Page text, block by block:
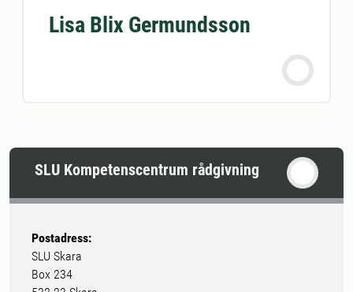
Lisa Blix Germundsson
SLU Kompetenscentrum rådgivning
Postadress:
SLU Skara
Box 234